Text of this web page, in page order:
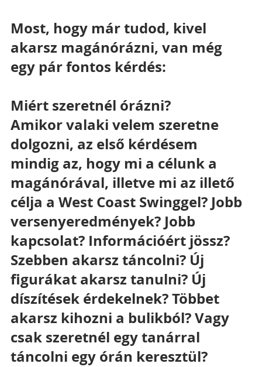
Most, hogy már tudod, kivel
akarsz magánórázni, van még
egy pár fontos kérdés:
Miért szeretnél órázni?
Amikor valaki velem szeretne
dolgozni, az első kérdésem
mindig az, hogy mi a célunk a
magánórával, illetve mi az illető
célja a West Coast Swinggel? Jobb
versenyeredmények? Jobb
kapcsolat? Információért jössz?
Szebben akarsz táncolni? Új
figurákat akarsz tanulni? Új
díszítések érdekelnek? Többet
akarsz kihozni a bulikból? Vagy
csak szeretnél egy tanárral
táncolni egy órán keresztül?